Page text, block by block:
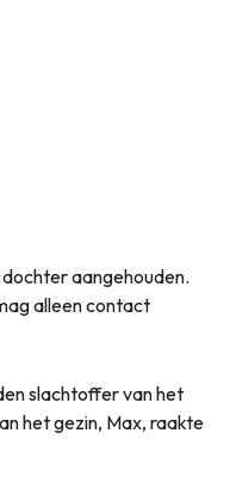
aangehouden.
alleen contact
slachtoffer van het
het gezin, Max, raakte